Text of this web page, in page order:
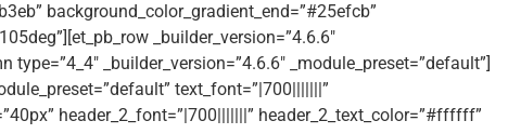
background_color_gradient_end=”#25efcb”
_builder_version=”4.6.6″
type=”4_4″ _builder_version=”4.6.6″ _module_preset=”default”]
text_font=”|700|||||||”
header_2_font=”|700|||||||” header_2_text_color=”#ffffff”